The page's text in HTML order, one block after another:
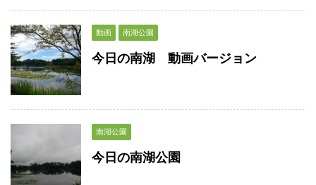
動画 南湖公園
今日の南湖 動画バージョン
南湖公園
今日の南湖公園